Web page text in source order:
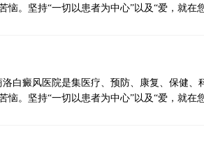
恼。坚持“一切以患者为中心”以及“爱，就在
白癜风医院是集医疗、预防、康复、保健
恼。坚持“一切以患者为中心”以及“爱，就在